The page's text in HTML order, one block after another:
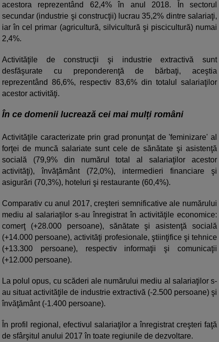
acestora reprezentând 62,4% în anul 2018. În sectorul
secundar (industrie şi construcţii) lucrau 35,2% dintre salariaţi,
iar în cel primar (agricultură, silvicultură şi piscicultură) numai
2,4%.
Activităţile de construcţii şi industrie extractivă sunt
desfăşurate cu preponderenţă de bărbaţi, aceştia
reprezentând 86,6%, respectiv 83,6% din totalul salariaţilor
acestor activităţi.
În ce domenii lucrează cei mai mulți români
Activităţile caracterizate prin grad pronunţat de 'feminizare' al
forţei de muncă salariate sunt cele de sănătate şi asistenţă
socială (79,9% din numărul total al salariaţilor acestor
activităţi), învăţământ (72,0%), intermedieri financiare şi
asigurări (70,3%), hoteluri şi restaurante (60,4%).
Comparativ cu anul 2017, creşteri semnificative ale numărului
mediu al salariaţilor s-au înregistrat în activităţile economice:
comerţ (+28.000 persoane), sănătate şi asistenţă socială
(+14.000 persoane), activităţi profesionale, ştiinţifice şi tehnice
(+13.300 persoane), respectiv informaţii şi comunicaţii
(+12.000 persoane).
La polul opus, cu scăderi ale numărului mediu al salariaţilor s-
au situat activităţile de industrie extractivă (-2.500 persoane) şi
învăţământ (-1.400 persoane).
În profil regional, efectivul salariaţilor a înregistrat creşteri faţă
de sfârşitul anului 2017 în toate regiunile de dezvoltare.